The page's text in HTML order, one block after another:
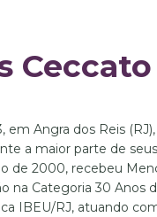
Ceccato
em Angra dos Reis
a maior parte de
de 2000, recebeu
na Categoria 30 Anos
IBEU/RJ, atuando